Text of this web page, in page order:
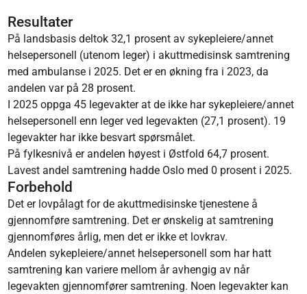
Resultater
På landsbasis deltok 32,1 prosent av sykepleiere/annet
helsepersonell (utenom leger) i akuttmedisinsk samtrening
med ambulanse i 2025. Det er en økning fra i 2023, da
andelen var på 28 prosent.
I 2025 oppga 45 legevakter at de ikke har sykepleiere/annet
helsepersonell enn leger ved legevakten (27,1 prosent). 19
legevakter har ikke besvart spørsmålet.
På fylkesnivå er andelen høyest i Østfold 64,7 prosent.
Lavest andel samtrening hadde Oslo med 0 prosent i 2025.
Forbehold
Det er lovpålagt for de akuttmedisinske tjenestene å
gjennomføre samtrening. Det er ønskelig at samtrening
gjennomføres årlig, men det er ikke et lovkrav.
Andelen sykepleiere/annet helsepersonell som har hatt
samtrening kan variere mellom år avhengig av når
legevakten gjennomfører samtrening. Noen legevakter kan